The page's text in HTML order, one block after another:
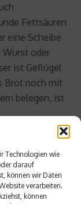
Technologien wie
darauf
können wir Daten
verarbeiten.
können
Fettsäuren
eine Scheibe
oder
ist Geflügel
Brot noch mit
belegen, ist